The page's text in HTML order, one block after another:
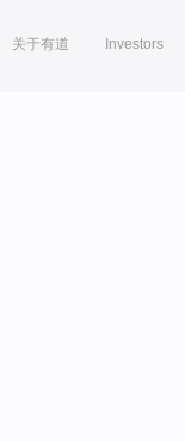
关于有道 Investors